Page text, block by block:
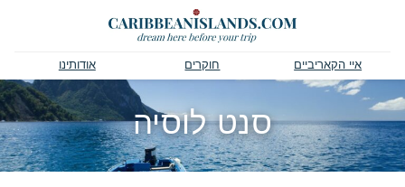
איי הקאריביים חוקרים אודותינו
סנט לוסיה